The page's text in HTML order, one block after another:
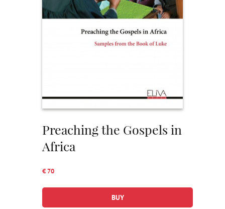
Preaching the Gospels in
Africa
€ 70
BUY